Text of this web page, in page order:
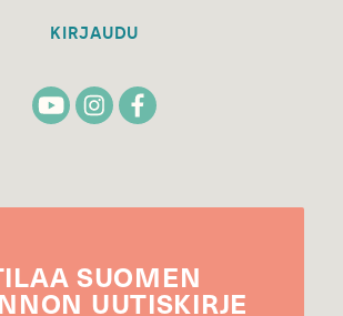
KIRJAUDU
SUOMEN
UUTIS­KIRJE